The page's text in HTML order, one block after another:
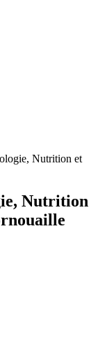
Nutrition et
Nutrition